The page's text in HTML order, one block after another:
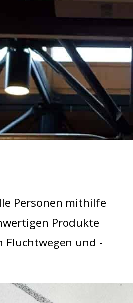
Personen mithilfe
Produkte
Fluchtwegen und -